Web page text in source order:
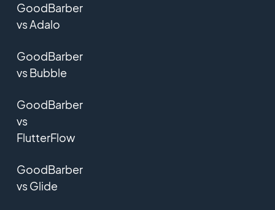
GoodBarber
vs Adalo
GoodBarber
vs Bubble
GoodBarber
vs
FlutterFlow
GoodBarber
vs Glide